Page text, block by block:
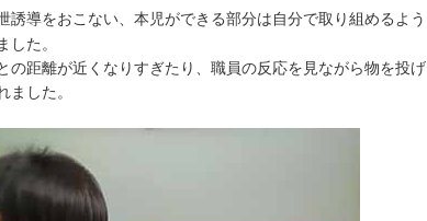
誘導をおこない、本児ができる部分は自分で取り組めるよう
した。
の距離が近くなりすぎたり、職員の反応を見ながら物を投げ
ました。